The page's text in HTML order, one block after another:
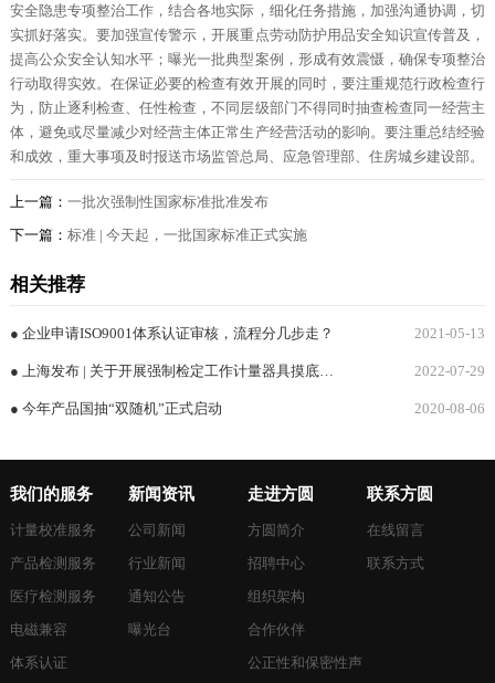
安全隐患专项整治工作，结合各地实际，细化任务措施，加强沟通协调，切
实抓好落实。要加强宣传警示，开展重点劳动防护用品安全知识宣传普及，
提高公众安全认知水平；曝光一批典型案例，形成有效震慑，确保专项整治
行动取得实效。在保证必要的检查有效开展的同时，要注重规范行政检查行
为，防止逐利检查、任性检查，不同层级部门不得同时抽查检查同一经营主
体，避免或尽量减少对经营主体正常生产经营活动的影响。要注重总结经验
和成效，重大事项及时报送市场监管总局、应急管理部、住房城乡建设部。
上一篇： 一批次强制性国家标准批准发布
下一篇： 标准 | 今天起，一批国家标准正式实施
相关推荐
● 企业申请ISO9001体系认证审核，流程分几步走？ 2021-05-13
● 上海发布 | 关于开展强制检定工作计量器具摸底调查的通知 2022-07-29
● 今年产品国抽“双随机”正式启动 2020-08-06
我们的服务
计量校准服务
产品检测服务
医疗检测服务
电磁兼容
体系认证
新闻资讯
公司新闻
行业新闻
通知公告
曝光台
走进方圆
方圆简介
招聘中心
组织架构
合作伙伴
公正性和保密性声
联系方圆
在线留言
联系方式